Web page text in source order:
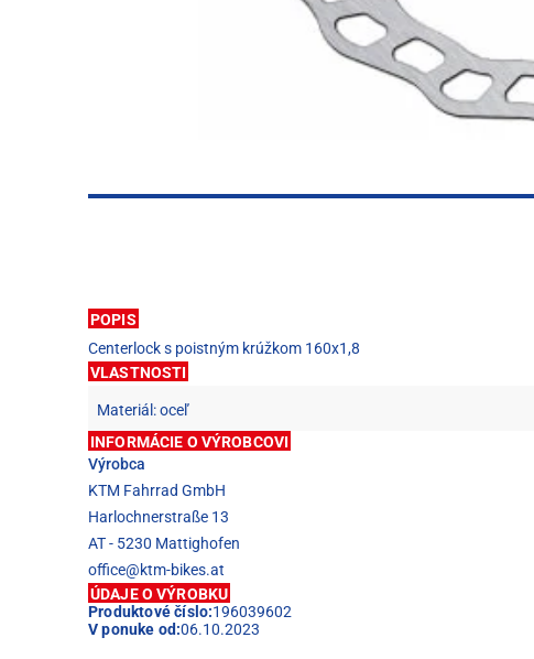
POPIS
Centerlock s poistným krúžkom 160x1,8
VLASTNOSTI
Materiál: oceľ
INFORMÁCIE O VÝROBCOVI
Výrobca
KTM Fahrrad GmbH
Harlochnerstraße 13
AT - 5230 Mattighofen
office@ktm-bikes.at
ÚDAJE O VÝROBKU
Produktové číslo:196039602
V ponuke od:06.10.2023